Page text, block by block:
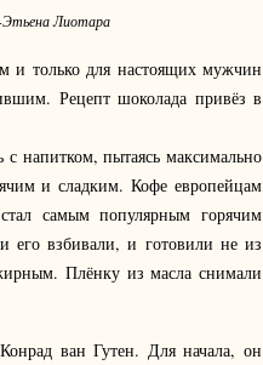
Этьена Лиотара
и только для настоящих мужчин
Рецепт шоколада привёз в
напитком, пытаясь максимально
и сладким. Кофе европейцам
самым популярным горячим
его взбивали, и готовили не из
Плёнку из масла снимали
ван Гутен. Для начала, он